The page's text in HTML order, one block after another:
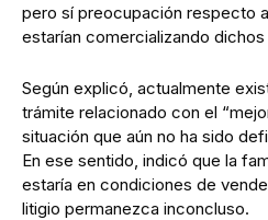
pero sí preocupación respecto
estarían comercializando
Según explicó, actualmente
trámite relacionado con el
situación que aún no ha sido
En ese sentido, indicó que la
estaría en condiciones de
litigio permanezca inconcluso.